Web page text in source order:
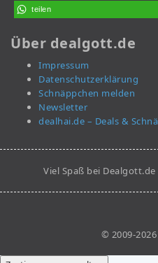
teilen
Über dealgott.de
Impressum
Datenschutzerklärung
Schnäppchen melden
Newsletter
dealhai.de – Deals &
Viel Spaß bei
© 2009-